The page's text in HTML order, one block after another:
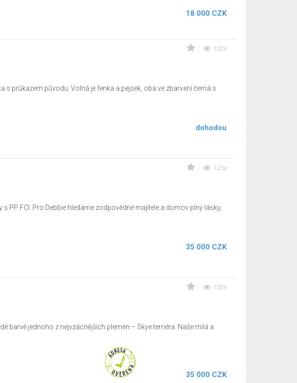
18 000 CZK
132x
s průkazem původu. Volná je fenka a pejsek, oba ve zbarvení černá s
dohodou
125x
PP FCI. Pro Debbie hledáme zodpovědné majitele a domov plný lásky,
35 000 CZK
153x
barvě jednoho z nejvzácnějších plemen – Skye terriéra. Naše milá a
35 000 CZK